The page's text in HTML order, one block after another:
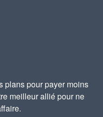
plans pour payer moins
meilleur allié pour ne